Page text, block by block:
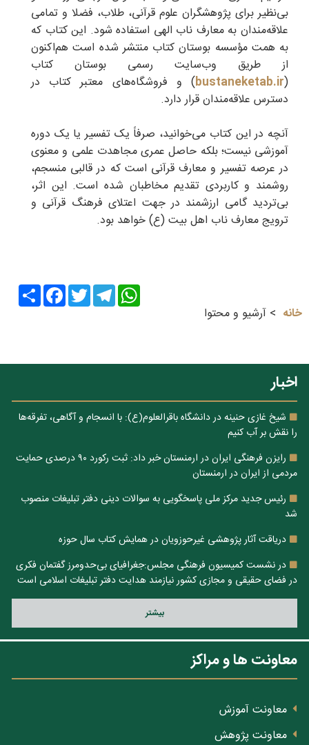
بی‌نظیر برای پژوهشگران علوم قرآنی، طلاب، فضلا و تمامی
علاقه‌مندان به معارف ناب الهی استفاده شود. این کتاب که
به همت مؤسسه بوستان کتاب منتشر شده است هم‌اکنون
از طریق وب‌سایت رسمی بوستان کتاب
(
bustaneketab.ir) و فروشگاه‌های معتبر کتاب در
دسترس علاقه‌مندان قرار دارد.
آنچه در این کتاب می‌خوانید، صرفاً یک تفسیر یا یک دوره
آموزشی نیست؛ بلکه حاصل عمری مجاهدت علمی و معنوی
در عرصه تفسیر و معارف قرآنی است که در قالبی منسجم،
روشمند و کاربردی تقدیم مخاطبان شده است. این اثر،
بی‌تردید گامی ارزشمند در جهت اعتلای فرهنگ قرآنی و
ترویج معارف ناب اهل بیت (ع) خواهد بود.
Share
FacebookTwitter
Telegram
WhatsApp
خانه
آرشیو و محتوا
اخبار
شیخ غازی حنینه در دانشگاه باقرالعلوم(ع): با انسجام و آگاهی، تفرقه‌ها
را نقش بر آب کنیم
رایزن فرهنگی ایران در ارمنستان خبر داد: ثبت رکورد ۹۰ درصدی حمایت
مردمی از ایران در ارمنستان
رئیس جدید مرکز ملی پاسخگویی به سوالات دینی دفتر تبلیغات منصوب
شد
دریاقت آثار پژوهشی غیرحوزویان در همایش کتاب سال حوزه
در نشست کمیسیون فرهنگی مجلس:جغرافیای بی‌حدومرز گفتمان فکری
در فضای حقیقی و مجازی کشور نیازمند هدایت دفتر تبلیغات اسلامی است
بيشتر
معاونت ها و مراکز
معاونت آموزش
معاونت پژوهش